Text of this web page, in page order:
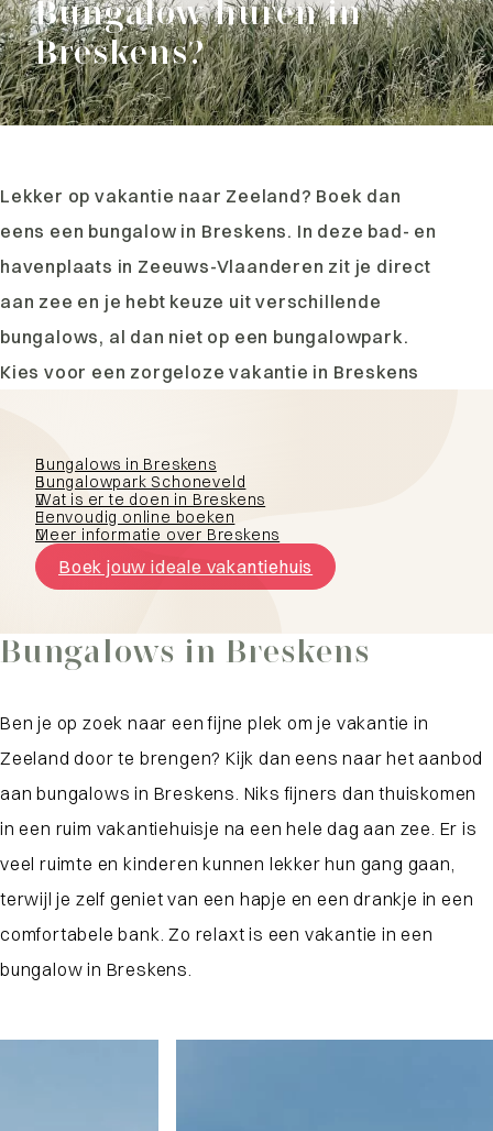
Bungalow huren in
Breskens?
Bungalows in Breskens
Bungalowpark Schoneveld
Wat is er te doen in Breskens
Eenvoudig online boeken
Meer informatie over Breskens
Boek jouw ideale vakantiehuis
Lekker op vakantie naar Zeeland? Boek dan
eens een bungalow in Breskens. In deze bad- en
havenplaats in Zeeuws-Vlaanderen zit je direct
aan zee en je hebt keuze uit verschillende
bungalows, al dan niet op een bungalowpark.
Kies voor een zorgeloze vakantie in Breskens
Bungalows in Breskens
Ben je op zoek naar een fijne plek om je vakantie in
Zeeland door te brengen? Kijk dan eens naar het aanbod
aan bungalows in Breskens. Niks fijners dan thuiskomen
in een ruim vakantiehuisje na een hele dag aan zee. Er is
veel ruimte en kinderen kunnen lekker hun gang gaan,
terwijl je zelf geniet van een hapje en een drankje in een
comfortabele bank. Zo relaxt is een vakantie in een
bungalow in Breskens.